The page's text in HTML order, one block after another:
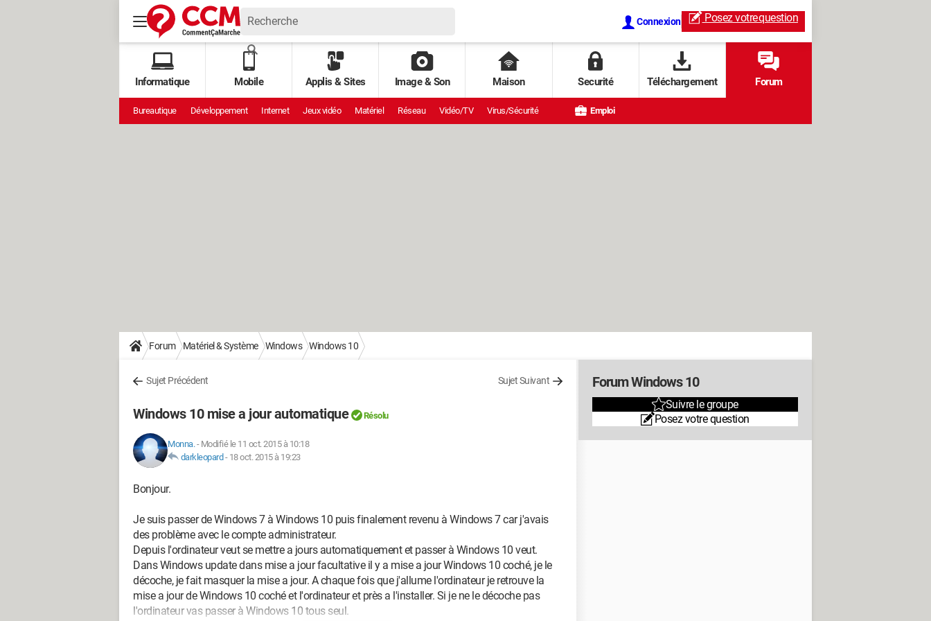
Connexion Posez votrequestion
Informatique Mobile Applis & Sites Image & Son Maison Securité Téléchargement Forum
Bureautique Développement Internet Jeux vidéo Matériel Réseau Vidéo/TV Virus/Sécurité Emploi
Forum Matériel & Système Windows Windows 10
Sujet Précédent Sujet Suivant
Windows 10 mise a jour automatique Résolu
Monna.- Modifié le 11 oct. 2015 à 10:18
darkleopard - 18 oct. 2015 à 19:23
Bonjour.
Je suis passer de Windows 7 à Windows 10 puis finalement revenu à Windows 7 car j'avais
des problème avec le compte administrateur.
Depuis l'ordinateur veut se mettre a jours automatiquement et passer à Windows 10 veut.
Dans Windows update dans mise a jour facultative il y a mise a jour Windows 10 coché, je le
décoche, je fait masquer la mise a jour. A chaque fois que j'allume l'ordinateur je retrouve la
mise a jour de Windows 10 coché et l'ordinateur et près a l'installer. Si je ne le décoche pas
l'ordinateur vas passer à Windows 10 tous seul.
Forum Windows 10
Suivre le groupe
Posez votre question